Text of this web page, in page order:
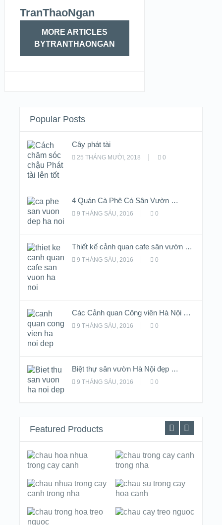
TranThaoNgan
MORE ARTICLES
BYTRANTHAONGAN
Popular Posts
Cây phát tài
25 THÁNG MƯỜI, 2018 0
4 Quán Cà Phê Có Sân Vườn …
9 THÁNG SÁU, 2016 0
Thiết kế cảnh quan cafe sân vườn …
9 THÁNG SÁU, 2016 0
Các Cảnh quan Công viên Hà Nội …
9 THÁNG SÁU, 2016 0
Biệt thự sân vườn Hà Nội đẹp …
9 THÁNG SÁU, 2016 0
Featured Products